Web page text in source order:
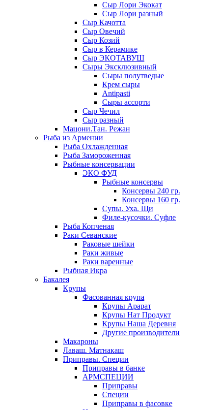
Сыр Лори Экокат
Сыр Лори разный
Сыр Качотта
Сыр Овечий
Сыр Козий
Сыр в Керамике
Сыр ЭКОТАВУШ
Сыры Эксклюзивный
Сыры полутведые
Крем сыры
Antipasti
Сыры ассорти
Сыр Чечил
Сыр разный
Мацони.Тан. Режан
Рыба из Армении
Рыба Охлажденная
Рыба Замороженная
Рыбные консервации
ЭКО ФУД
Рыбные консервы
Консервы 240 гр.
Консервы 160 гр.
Супы. Уха. Щи
Филе-кусочки. Суфле
Рыба Копченая
Раки Севанские
Раковые шейки
Раки живые
Раки варенные
Рыбная Икра
Бакалея
Крупы
Фасованная крупа
Крупы Арарат
Крупы Нат Продукт
Крупы Наша Деревня
Другие производители
Макароны
Лаваш. Матнакаш
Приправы. Специи
Приправы в банке
АРМСПЕЦИИ
Приправы
Специи
Приправы в фасовке